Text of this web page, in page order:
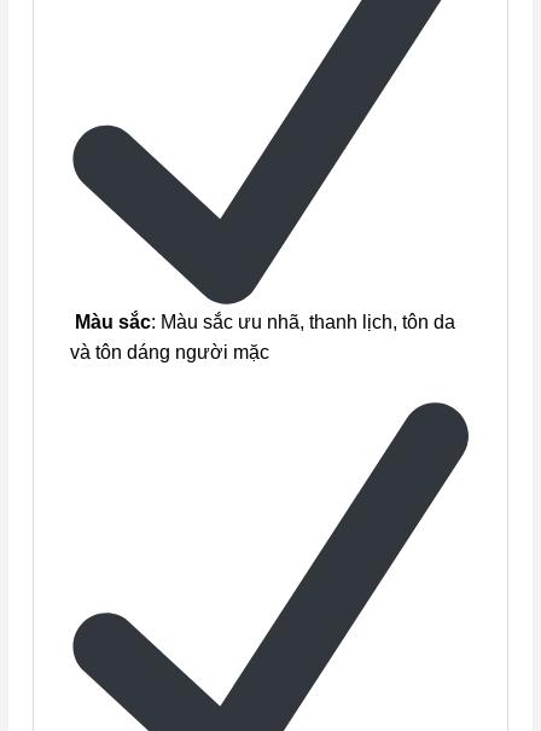
Màu sắc: Màu sắc ưu nhã, thanh lịch, tôn da
và tôn dáng người mặc